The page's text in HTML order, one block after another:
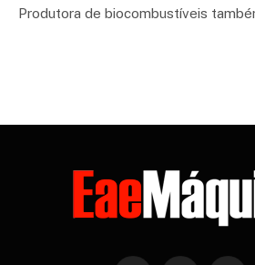
Produtora de biocombustíveis